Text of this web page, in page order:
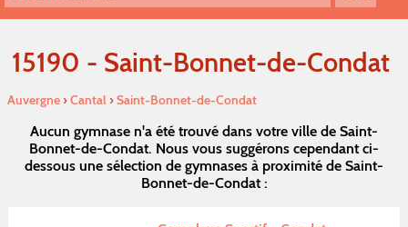
15190 - Saint-Bonnet-de-Condat
Auvergne›Cantal›Saint-Bonnet-de-Condat
Aucun gymnase n'a été trouvé dans votre ville de Saint-
Bonnet-de-Condat. Nous vous suggérons cependant ci-
dessous une sélection de gymnases à proximité de Saint-
Bonnet-de-Condat :